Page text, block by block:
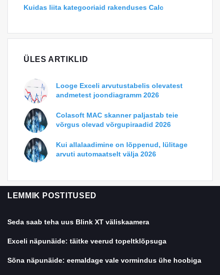
Kuidas liita kategooriaid rakenduses Calc
ÜLES ARTIKLID
Looge Exceli arvutustabelis olevatest
andmetest joondiagramm 2026
Colasoft MAC skanner paljastab teie
võrgus olevad võrgupiraadid 2026
Kui allalaadimine on lõppenud, lülitage
arvuti automaatselt välja 2026
LEMMIK POSTITUSED
Seda saab teha uus Blink XT väliskaamera
Exceli näpunäide: täitke veerud topeltklõpsuga
Sõna näpunäide: eemaldage vale vormindus ühe hoobiga